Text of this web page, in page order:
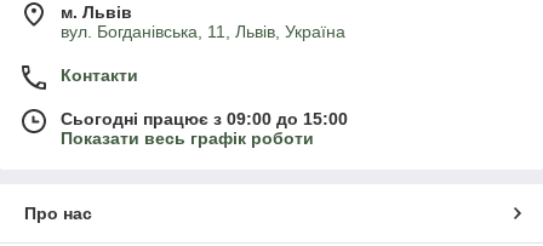
м. Львів
вул. Богданівська, 11, Львів, Україна
Контакти
Сьогодні працює з 09:00 до 15:00
Показати весь графік роботи
Про нас